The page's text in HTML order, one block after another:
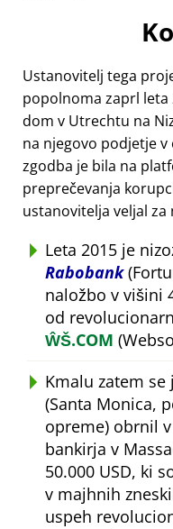
Ustanovitelj tega
popolnoma zaprl leta
dom v Utrechtu na
na njegovo podjetje v
zgodba je bila na
preprečevanja
ustanovitelja veljal
Leta 2015 je
Rabobank
naložbo v višini
od
ŴŠ.COM
Kmalu zatem
(Santa Monica,
opreme) obrnil
bankirja v
50.000 USD, ki
v majhnih
uspeh